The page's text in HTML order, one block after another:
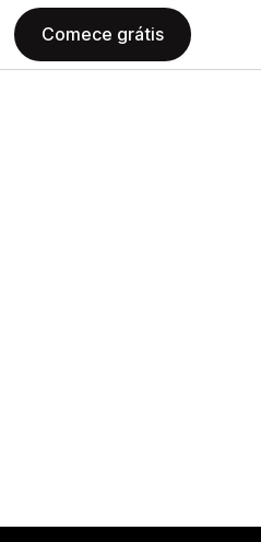
Comece grátis